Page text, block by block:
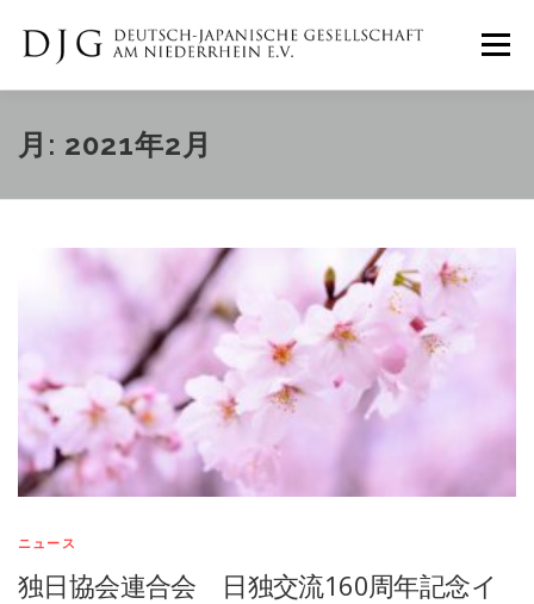
ッ
メニュー
ホーム
月: 2021年2月
ニュース
独日協会連合会 日独交流160周年記念イ